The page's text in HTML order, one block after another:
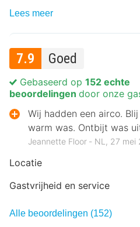
Lees meer
7.9 Goed
Locatie
Gastvrijheid en service
Gebaseerd op 152 echte
beoordelingen door onze
Wij hadden een airco.
warm was. Ontbijt was
Jeannette Floor ‐ NL, 27 mei
Alle beoordelingen (152)